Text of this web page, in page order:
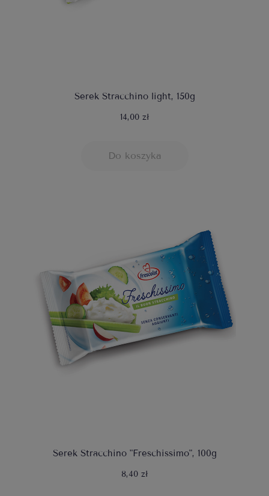
Serek Stracchino light, 150g
14,00 zł
Do koszyka
Serek Stracchino "Freschissimo", 100g
8,40 zł